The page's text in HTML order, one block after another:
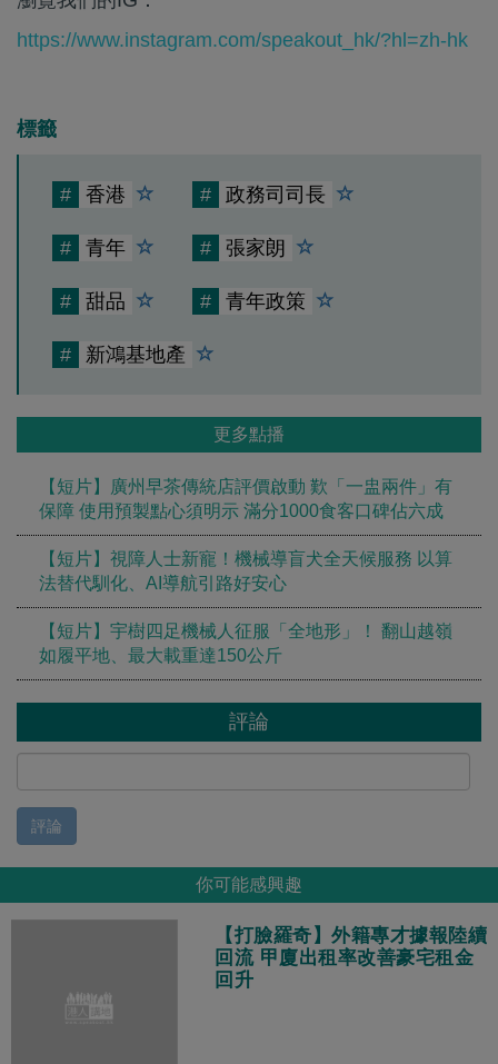
https://www.instagram.com/speakout_hk/?hl=zh-hk
標籤
# 香港 # 政務司司長
# 青年 # 張家朗
# 甜品 # 青年政策
# 新鴻基地產
更多點播
【短片】廣州早茶傳統店評價啟動 歎「一盅兩件」有
保障 使用預製點心須明示 滿分1000食客口碑佔六成
【短片】視障人士新寵！機械導盲犬全天候服務 以算
法替代馴化、AI導航引路好安心
【短片】宇樹四足機械人征服「全地形」！ 翻山越嶺
如履平地、最大載重達150公斤
評論
評論
你可能感興趣
【打臉羅奇】外籍專才據報陸續
回流 甲廈出租率改善豪宅租金
回升